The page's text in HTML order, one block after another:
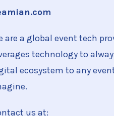
are a global event tech
technology to
ecosystem to any
us at: